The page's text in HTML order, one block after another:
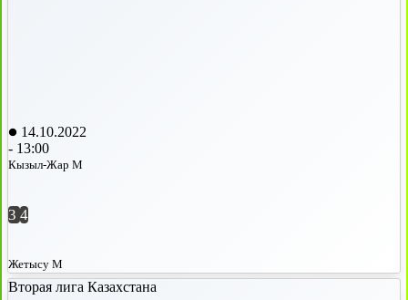
14.10.2022
- 13:00
Кызыл-Жар М
3 4
Жетысу М
Вторая лига Казахстана